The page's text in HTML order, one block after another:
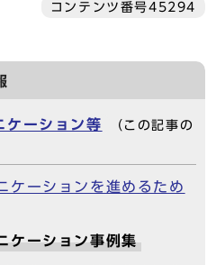
コンテンツ番号45294
ケーション等
（この記事の
ケーションを進めるため
ケーション事例集